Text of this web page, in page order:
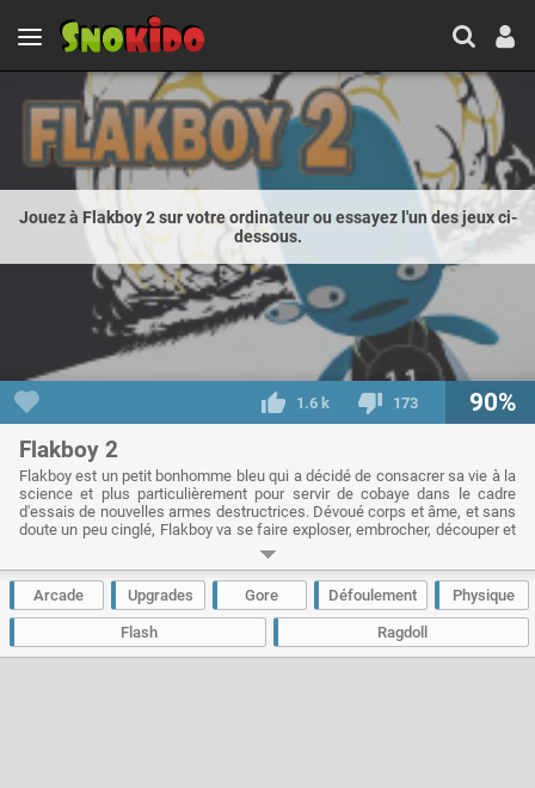
Jouez à Flakboy 2 sur votre ordinateur ou essayez l'un des jeux ci-
dessous.
1.6 k 173 90%
Flakboy 2
Flakboy est un petit bonhomme bleu qui a décidé de consacrer sa vie à la
science et plus particulièrement pour servir de cobaye dans le cadre
d'essais de nouvelles armes destructrices. Dévoué corps et âme, et sans
doute un peu cinglé, Flakboy va se faire exploser, embrocher, découper et
démembrer grâce à votre aide et a votre sens aiguisé de la mesquinerie !
Dépêchez-vous de faire passer le plus de test possible à Flakboy avant
qu'il ne change d'avis... ou qu'il ne soit plus en état !
Développeur :Azerion Casual Studio - Joué62 kfois
Arcade Upgrades Gore Défoulement Physique
Flash Ragdoll